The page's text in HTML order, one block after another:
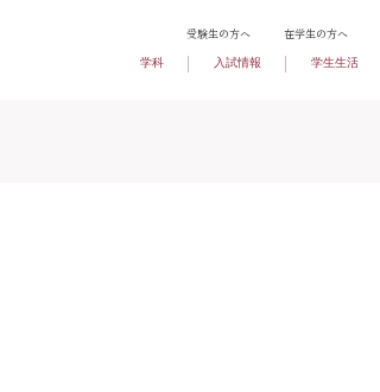
学科 入試情報 学生生活
受験生の方へ 在学生の方へ